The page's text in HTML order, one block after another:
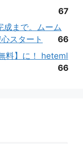
67
成まで。ムーム
スタート
66
料】に！ heteml
66